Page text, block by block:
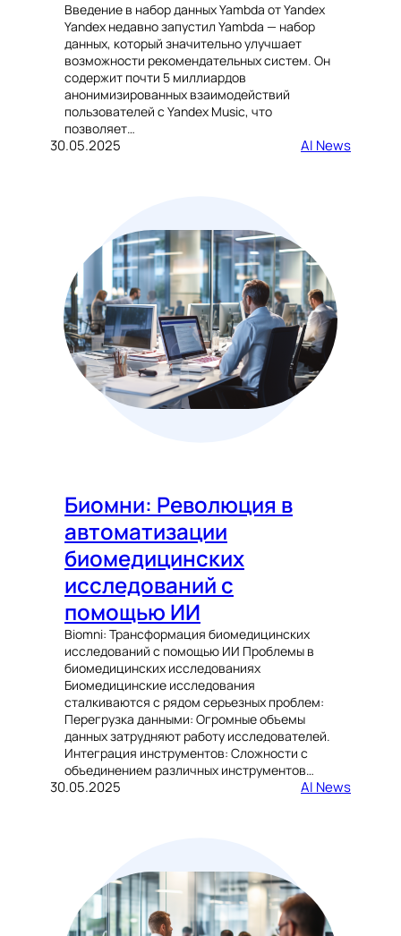
Введение в набор данных Yambda от Yandex
Yandex недавно запустил Yambda — набор
данных, который значительно улучшает
возможности рекомендательных систем. Он
содержит почти 5 миллиардов
анонимизированных взаимодействий
пользователей с Yandex Music, что
позволяет…
30.05.2025 AI News
Биомни: Революция в
автоматизации
биомедицинских
исследований с
помощью ИИ
Biomni: Трансформация биомедицинских
исследований с помощью ИИ Проблемы в
биомедицинских исследованиях
Биомедицинские исследования
сталкиваются с рядом серьезных проблем:
Перегрузка данными: Огромные объемы
данных затрудняют работу исследователей.
Интеграция инструментов: Сложности с
объединением различных инструментов…
30.05.2025 AI News